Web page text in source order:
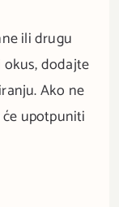
ili drugu
dodajte
Ako ne
upotpuniti